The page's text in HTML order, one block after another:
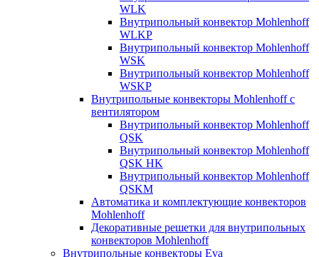
WLK
Внутрипольный конвектор Mohlenhoff
WLKP
Внутрипольный конвектор Mohlenhoff
WSK
Внутрипольный конвектор Mohlenhoff
WSKP
Внутрипольные конвекторы Mohlenhoff с
вентилятором
Внутрипольный конвектор Mohlenhoff
QSK
Внутрипольный конвектор Mohlenhoff
QSK HK
Внутрипольный конвектор Mohlenhoff
QSKM
Автоматика и комплектующие конвекторов
Mohlenhoff
Декоративные решетки для внутрипольных
конвекторов Mohlenhoff
Внутрипольные конвекторы Eva